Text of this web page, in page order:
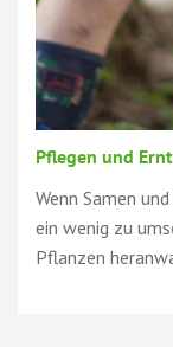
Pflegen und
Wenn Samen
ein wenig zu
Pflanzen